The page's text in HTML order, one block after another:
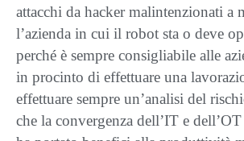
attacchi da hacker malintenzionati a
l’azienda in cui il robot sta o deve
perché è sempre consigliabile alle
in procinto di effettuare una
effettuare sempre un’analisi del
che la convergenza dell’IT e